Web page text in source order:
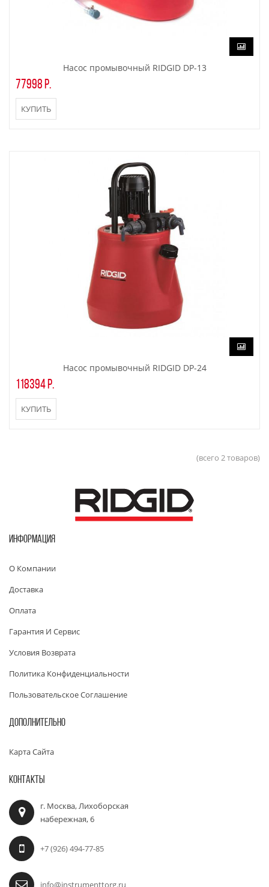
Насос промывочный RIDGID DP-13
77998 р.
КУПИТЬ
Насос промывочный RIDGID DP-24
118394 р.
КУПИТЬ
(всего 2 товаров)
ИНФОРМАЦИЯ
О Компании
Доставка
Оплата
Гарантия И Сервис
Условия Возврата
Политика Конфиденциальности
Пользовательское Соглашение
ДОПОЛНИТЕЛЬНО
Карта Сайта
КОНТАКТЫ
г. Москва, Лихоборская
набережная, 6
+7 (926) 494-77-85
info@instrumenttorg.ru